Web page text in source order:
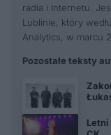
radia i Internetu.
Lublinie, który
Analytics, w marcu
Pozostałe teksty